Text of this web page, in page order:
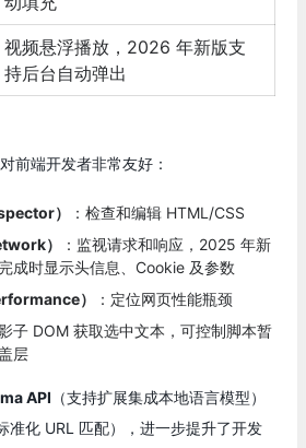
视频悬浮播放，2026 年新版支
持后台自动弹出
前端开发者非常友好：
）
：检查和编辑 HTML/CSS
）
：监视请求和响应，2025 年新
成时显示头信息、Cookie 及参数
）
：定位网页性能瓶颈
子 DOM 获取选中文本，可控制脚本暂
层
API （支持扩展集成本地语言模型）
标准化 URL 匹配），进一步提升了开发